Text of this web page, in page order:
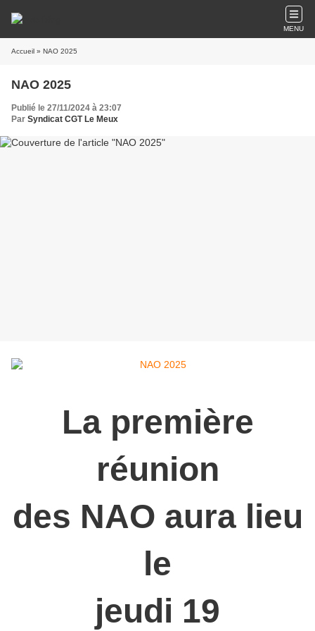
MENU
Accueil » NAO 2025
NAO 2025
Publié le 27/11/2024 à 23:07
Par Syndicat CGT Le Meux
La première
réunion
des NAO aura lieu
le
jeudi 19